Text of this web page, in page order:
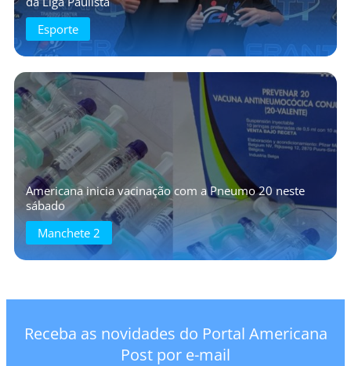
Esporte
Americana inicia vacinação com a Pneumo 20 neste
sábado
Manchete 2
Receba as novidades do Portal Americana
Post por e-mail